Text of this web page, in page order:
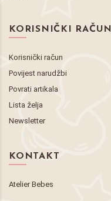
KORISNIČKI RAČUN
Korisnički račun
Povijest narudžbi
Povrati artikala
Lista želja
Newsletter
KONTAKT
Atelier Bebes